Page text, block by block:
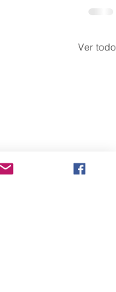
Ver todo